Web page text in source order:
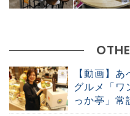
【動画】
グルメ「ワ
っか亭」常